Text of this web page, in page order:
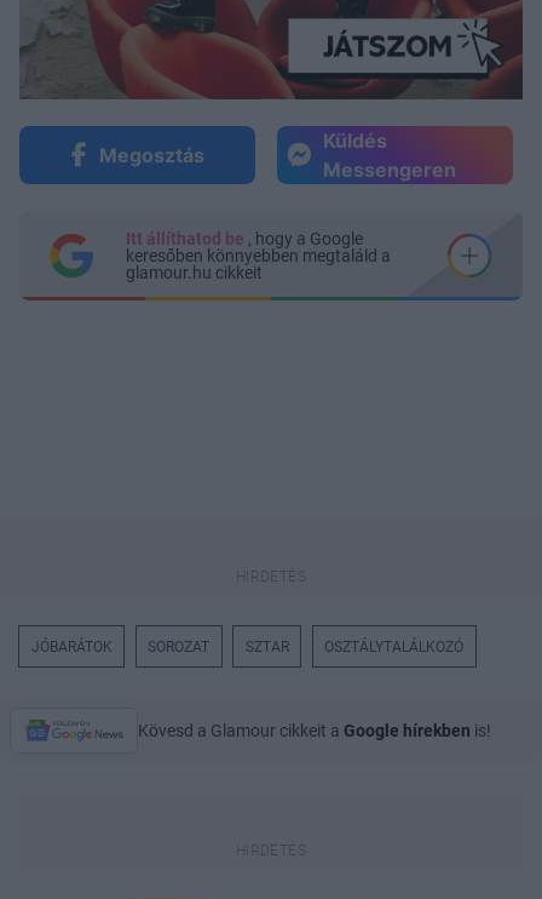
Megosztás
Küldés
Messengeren
Itt állíthatod be , hogy a Google
keresőben könnyebben megtaláld a
glamour.hu cikkeit
JÓBARÁTOK SOROZAT SZTAR OSZTÁLYTALÁLKOZÓ
Kövesd a Glamour cikkeit a Google hírekben is!